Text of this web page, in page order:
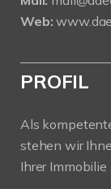
Web:
PROFIL
Als
stehen wir
Ihrer Immobilie